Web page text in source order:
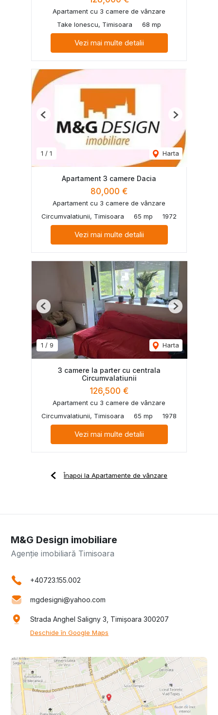
Apartament cu 3 camere de vânzare
Take Ionescu, Timisoara
68 mp
Vezi mai multe detalii
1 / 1 Harta
Previous Next
Apartament 3 camere Dacia
80,000 €
Apartament cu 3 camere de vânzare
Circumvalatiunii, Timisoara
65 mp 1972
Vezi mai multe detalii
1 / 9 Harta
Previous Next
3 camere la parter cu centrala
Circumvalatiunii
126,500 €
Apartament cu 3 camere de vânzare
Circumvalatiunii, Timisoara
65 mp 1978
Vezi mai multe detalii
Înapoi la Apartamente de vânzare
M&G Design imobiliare
Agenție imobiliară Timisoara
+40723.155.002
mgdesigni@yahoo.com
Strada Anghel Saligny 3, Timișoara 300207
Deschide în Google Maps